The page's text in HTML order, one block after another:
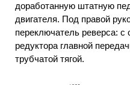
доработанную штатную
двигателя. Под правой
переключатель реверса:
редуктора главной
трубчатой тягой.